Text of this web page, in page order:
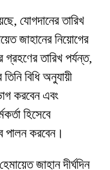
যোগদানের তারিখ
জাহানের নিয়োগের
তারিখ পর্যন্ত,
বিধি অনুযায়ী
করবেন এবং
হিসেবে
পালন করবেন।
জাহান দীর্ঘদিন